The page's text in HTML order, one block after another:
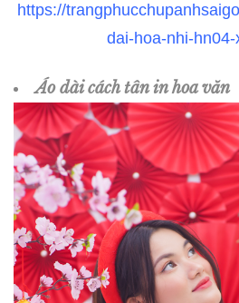
https://
dai-hoa-nhi-
Áo dài cách tân in hoa văn